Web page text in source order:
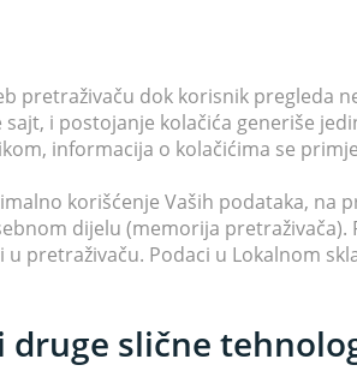
pretraživaču dok korisnik pregleda
i postojanje kolačića generiše
informacija o kolačićima se
korišćenje Vaših podataka, na
dijelu (memorija
pretraživaču. Podaci u Lokalnom
slične